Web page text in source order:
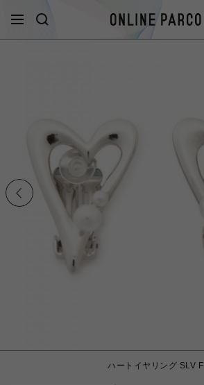
ハートイヤリング SLV F